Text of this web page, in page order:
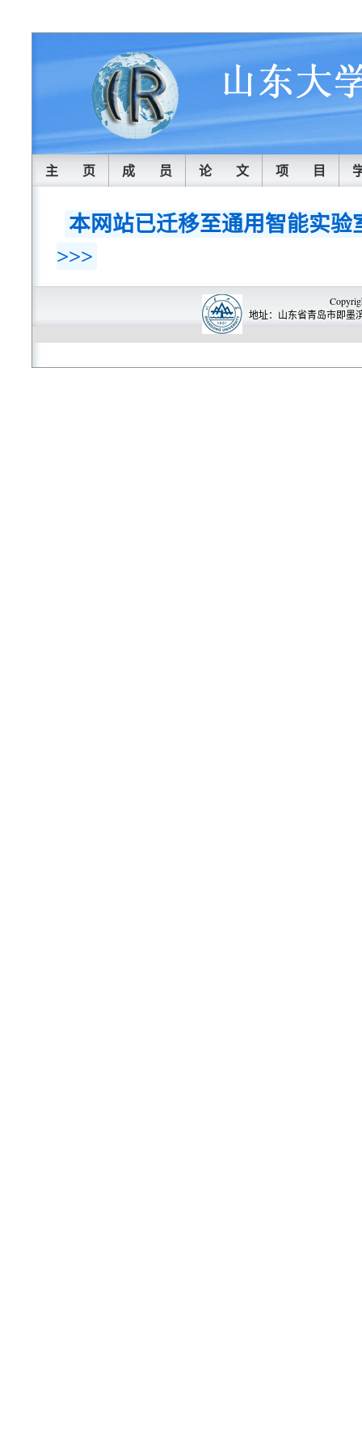
主 页 成 员 论 文 项 目
本网站已迁移至通用智能实
>>>
地址：山东省青岛市即墨